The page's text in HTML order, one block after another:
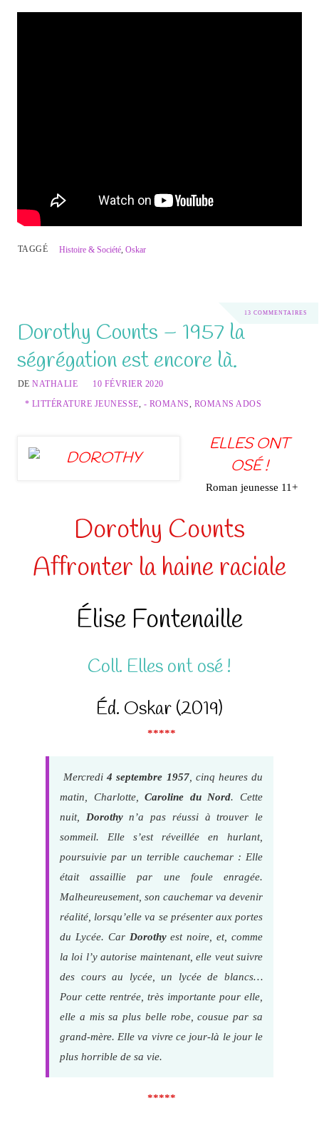
TAGGÉ Histoire & Société ,Oskar
13 COMMENTAIRES
Dorothy Counts – 1957 la
ségrégation est encore là.
DENATHALIE
10 FÉVRIER 2020
* LITTÉRATURE JEUNESSE - ROMANS ROMANS ADOS
ELLES ONT
OSÉ !
Roman jeunesse 11+
Dorothy Counts
Affronter la haine raciale
Élise Fontenaille
Coll. Elles ont osé !
Éd. Oskar (2019)
*****
Mercredi4 septembre 1957, cinq heures du
matin, Charlotte,Caroline du Nord. Cette
nuit, Dorothyn’a pas réussi à trouver le
sommeil. Elle s’est réveillée en hurlant,
poursuivie par un terrible cauchemar : Elle
était assaillie par une foule enragée.
Malheureusement, son cauchemar va devenir
réalité, lorsqu’elle va se présenter aux portes
du Lycée. Car Dorothyest noire, et, comme
la loi l’y autorise maintenant, elle veut suivre
des cours au lycée, un lycée de blancs…
Pour cette rentrée, très importante pour elle,
elle a mis sa plus belle robe, cousue par sa
grand-mère. Elle va vivre ce jour-là le jour le
plus horrible de sa vie.
*****